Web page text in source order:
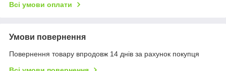
Всі умови оплати
Умови повернення
Повернення товару впродовж 14 днів за рахунок покупця